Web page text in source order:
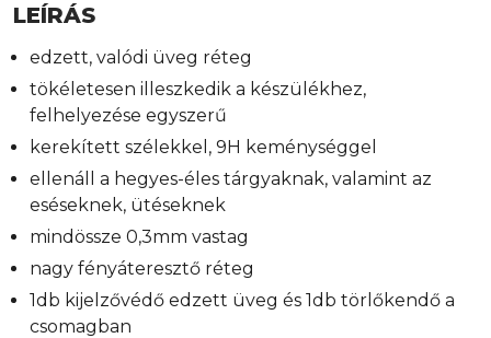
LEÍRÁS
edzett, valódi üveg réteg
tökéletesen illeszkedik a készülékhez,
felhelyezése egyszerű
kerekített szélekkel, 9H keménységgel
ellenáll a hegyes-éles tárgyaknak, valamint az
eséseknek, ütéseknek
mindössze 0,3mm vastag
nagy fényáteresztő réteg
1db kijelzővédő edzett üveg és 1db törlőkendő a
csomagban